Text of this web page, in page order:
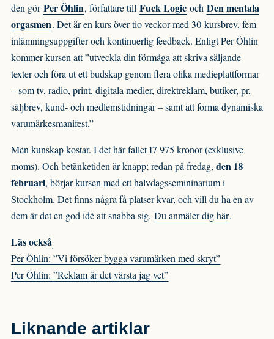
den görPer Öhlin, författare till Fuck Logic och Den mentala
orgasmen. Det är en kurs över tio veckor med 30 kursbrev, fem
inlämningsuppgifter och kontinuerlig feedback. Enligt Per Öhlin
kommer kursen att ”utveckla din förmåga att skriva säljande
texter och föra ut ett budskap genom flera olika medieplattformar
– som tv, radio, print, digitala medier, direktreklam, butiker, pr,
säljbrev, kund- och medlemstidningar – samt att forma dynamiska
varumärkesmanifest.”
Men kunskap kostar. I det här fallet 17 975 kronor (exklusive
moms). Och betänketiden är knapp; redan på fredag, den 18
februari, börjar kursen med ett halvdagssemininarium i
Stockholm. Det finns några få platser kvar, och vill du ha en av
dem är det en god idé att snabba sig. Du anmäler dig här.
Läs också
Per Öhlin: ”Vi försöker bygga varumärken med skryt”
Per Öhlin: ”Reklam är det värsta jag vet”
Liknande artiklar